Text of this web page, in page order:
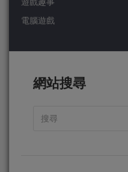
遊戲趣事
電腦遊戲
網站搜尋